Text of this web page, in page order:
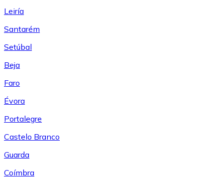
Leiría
Santarém
Setúbal
Beja
Faro
Évora
Portalegre
Castelo Branco
Guarda
Coímbra